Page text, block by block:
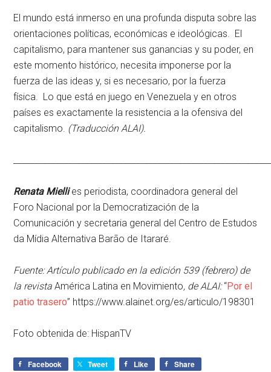
El mundo está inmerso en una profunda disputa sobre las
orientaciones políticas, económicas e ideológicas. El
capitalismo, para mantener sus ganancias y su poder, en
este momento histórico, necesita imponerse por la
fuerza de las ideas y, si es necesario, por la fuerza
física. Lo que está en juego en Venezuela y en otros
países es exactamente la resistencia a la ofensiva del
capitalismo. (Traducción ALAI).
Renata Miellies periodista, coordinadora general del
Foro Nacional por la Democratización de la
Comunicación y secretaria general del Centro de Estudos
da Mídia Alternativa Barão de Itararé.
Fuente: Artículo publicado en la edición 539 (febrero) de
la revistaAmérica Latina en Movimiento, de ALAI:“Por el
patio trasero” https://www.alainet.org/es/articulo/198301
Foto obtenida de: HispanTV
Facebook Tweet Like
Share